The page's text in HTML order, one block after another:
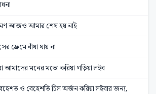
আজও আমার শেষ হয় নাই
ফ্রেমে বাঁধা যায় না
আমাদের মনের মতো করিয়া গড়িয়া লইব
ও বেহেশতি চিল অর্জন করিয়া লইবার জন্য,